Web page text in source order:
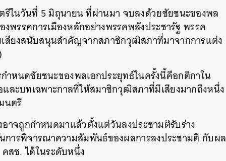
รีในวันที่ 5 มิถุนายน ที่ผ่านมา จบลงด้วยชัยชนะของพล
พรรคการเมืองหลักอย่างพรรคพลังประชารัฐ พรรค
สียงสนับสนุนสำคัญจากสภาชิกวุฒิสภาที่มาจากการแต่ง
ำหนดชัยชนะของพลเอกประยุทธ์ในครั้งนี้คือกติกาใน
ะบทเฉพาะกาลที่ให้สมาชิกวุฒิสภาที่มีเสียงมากถึงหนึ่ง
นตรี
าจถูกกำหนดมาแล้วตั้งแต่วันลงประชามติรับร่าง
ารพิจารณาความสัมพันธ์ของผลการลงประชามติ กับผล
สช. ได้ในระดับหนึ่ง